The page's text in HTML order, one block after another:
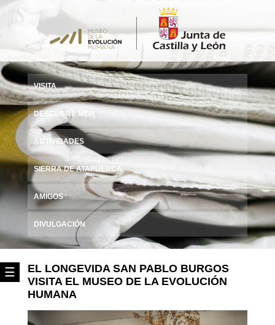
☰
VISITA
DESCUBRE MEH
ACTIVIDADES
SIERRA DE ATAPUERCA
AMIGOS
DIVULGACIÓN
EL LONGEVIDA SAN PABLO BURGOS
VISITA EL MUSEO DE LA EVOLUCIÓN
HUMANA